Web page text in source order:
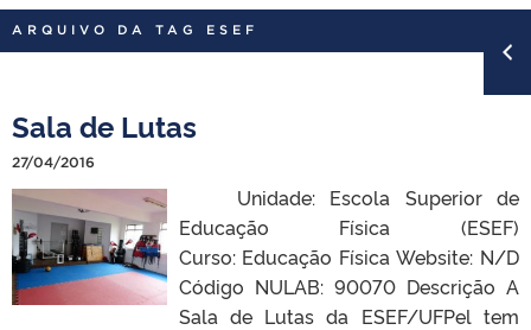
PORTARIAS
ARQUIVO DA TAG ESEF
Sala de Lutas
27/04/2016
Unidade: Escola Superior de
Educação Física (ESEF)
Curso: Educação Física Website: N/D
Código NULAB: 90070 Descrição A
Sala de Lutas da ESEF/UFPel tem